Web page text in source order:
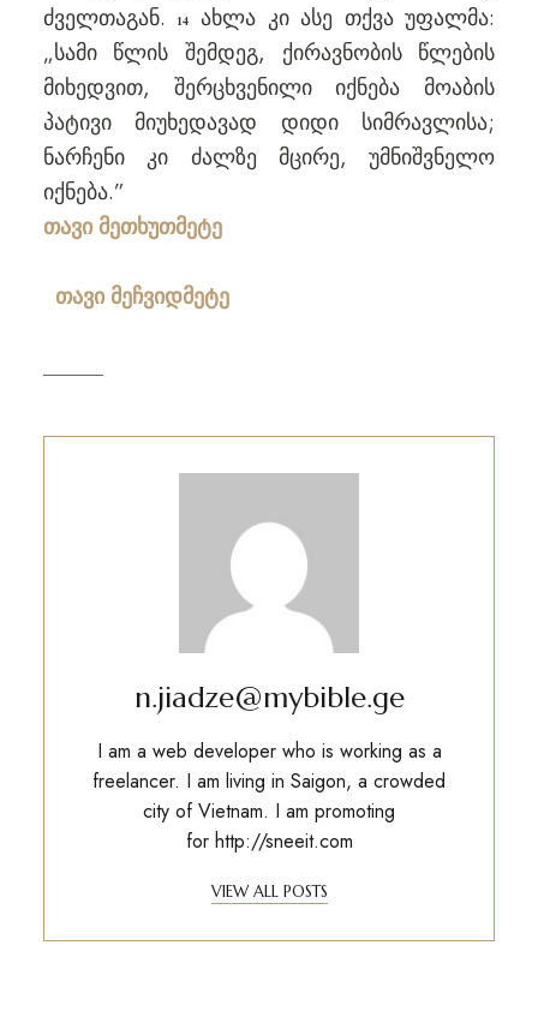
ძველთაგან.
14
ახლა კი ასე თქვა უფალმა:
„სამი წლის შემდეგ, ქირავნობის წლების
მიხედვით, შერცხვენილი იქნება მოაბის
პატივი მიუხედავად დიდი სიმრავლისა;
ნარჩენი კი ძალზე მცირე, უმნიშვნელო
იქნება.”
თავი მეთხუთმეტე
თავი მეჩვიდმეტე
n.jiadze@mybible.ge
I am a web developer who is working as a
freelancer. I am living in Saigon, a crowded
city of Vietnam. I am promoting
for http://sneeit.com
VIEW ALL POSTS